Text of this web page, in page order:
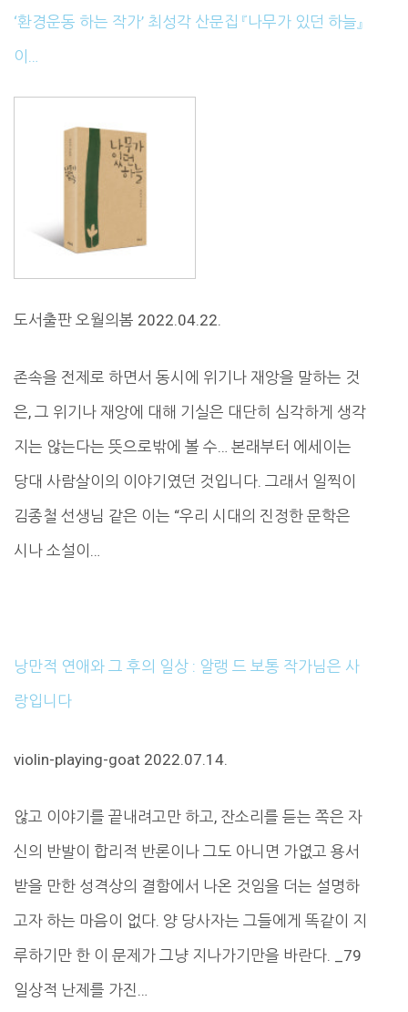
‘환경운동 하는 작가’ 최성각 산문집 『나무가 있던 하늘』
이…
도서출판 오월의봄 2022.04.22.
존속을 전제로 하면서 동시에 위기나 재앙을 말하는 것
은, 그 위기나 재앙에 대해 기실은 대단히 심각하게 생각
지는 않는다는 뜻으로밖에 볼 수… 본래부터 에세이는
당대 사람살이의 이야기였던 것입니다. 그래서 일찍이
김종철 선생님 같은 이는 “우리 시대의 진정한 문학은
시나 소설이…
낭만적 연애와 그 후의 일상 : 알랭 드 보통 작가님은 사
랑입니다
violin-playing-goat 2022.07.14.
않고 이야기를 끝내려고만 하고, 잔소리를 듣는 쪽은 자
신의 반발이 합리적 반론이나 그도 아니면 가엾고 용서
받을 만한 성격상의 결함에서 나온 것임을 더는 설명하
고자 하는 마음이 없다. 양 당사자는 그들에게 똑같이 지
루하기만 한 이 문제가 그냥 지나가기만을 바란다. _79
일상적 난제를 가진…